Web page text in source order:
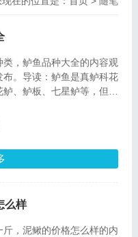
类，鲈鱼品种大全的内容观
布。导读：鲈鱼是真鲈科花
、鲈板、七星鲈等，但我
杜父鱼科的松江鲈鱼、鲈
么样
斤，泥鳅的价格怎么样的内